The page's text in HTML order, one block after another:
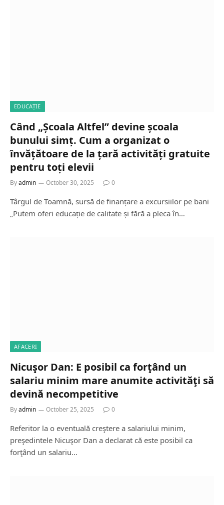
EDUCAȚIE
Când „Școala Altfel” devine școala
bunului simț. Cum a organizat o
învățătoare de la țară activități gratuite
pentru toți elevii
Byadmin October 30, 2025 0
Târgul de Toamnă, sursă de finanțare a excursiilor pe bani
„Putem oferi educație de calitate și fără a pleca în…
AFACERI
Nicuşor Dan: E posibil ca forţând un
salariu minim mare anumite activităţi să
devină necompetitive
Byadmin October 25, 2025 0
Referitor la o eventuală creştere a salariului minim,
preşedintele Nicuşor Dan a declarat că este posibil ca
forţând un salariu…